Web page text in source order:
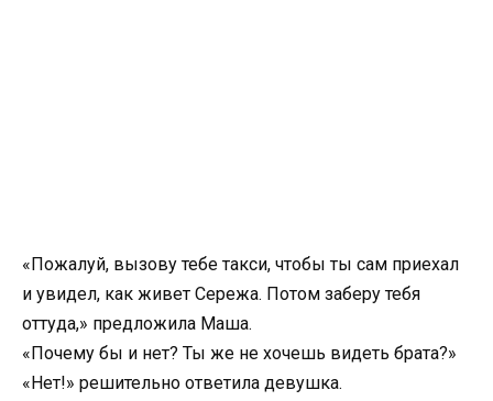
«Пожалуй, вызову тебе такси, чтобы ты сам приехал
и увидел, как живет Сережа. Потом заберу тебя
оттуда,» предложила Маша.
«Почему бы и нет? Ты же не хочешь видеть брата?»
«Нет!» решительно ответила девушка.